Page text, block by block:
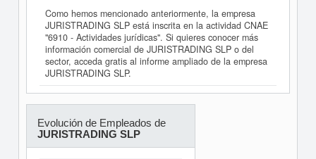
Como hemos mencionado anteriormente, la empresa
JURISTRADING SLP está inscrita en la actividad CNAE
"6910 - Actividades jurídicas". Si quieres conocer más
información comercial de JURISTRADING SLP o del
sector, acceda gratis al informe ampliado de la empresa
JURISTRADING SLP.
Evolución de Empleados de
JURISTRADING SLP